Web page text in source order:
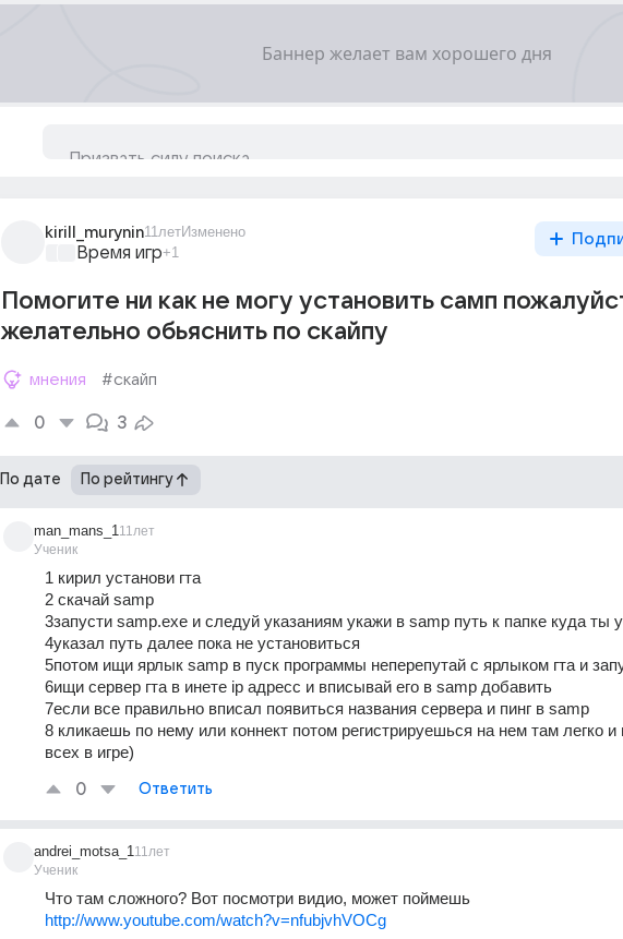
kirill_murynin11летИзменено
Время игр+1
Помогите ни как не могу установить самп
желательно обьяснить по скайпу
мнения #скайп
0 3
По дате По рейтингу
man_mans_1
Ученик
11лет
1 кирил установи гта
2 скачай samp
3запусти samp.exe и следуй указаниям укажи в samp путь к папке куда ты
4указал путь далее пока не установиться
5потом ищи ярлык samp в пуск программы неперепутай с ярлыком гта и
6ищи сервер гта в инете ip адресс и вписывай его в samp добавить
7если все правильно вписал появиться названия сервера и пинг в samp
8 кликаешь по нему или коннект потом регистрируешься на нем там легко
всех в игре)
0 Ответить
andrei_motsa_1
Ученик
11лет
Что там сложного? Вот посмотри видио, может поймешь
http://www.youtube.com/watch?v=nfubjvhVOCg